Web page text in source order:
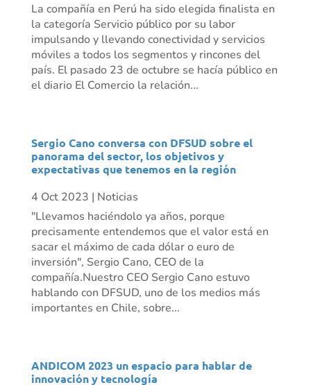
La compañía en Perú ha sido elegida finalista en
la categoría Servicio público por su labor
impulsando y llevando conectividad y servicios
móviles a todos los segmentos y rincones del
país. El pasado 23 de octubre se hacía público en
el diario El Comercio la relación...
Sergio Cano conversa con DFSUD sobre el
panorama del sector, los objetivos y
expectativas que tenemos en la región
4 Oct 2023 | Noticias
"Llevamos haciéndolo ya años, porque
precisamente entendemos que el valor está en
sacar el máximo de cada dólar o euro de
inversión", Sergio Cano, CEO de la
compañía.Nuestro CEO Sergio Cano estuvo
hablando con DFSUD, uno de los medios más
importantes en Chile, sobre...
ANDICOM 2023 un espacio para hablar de
innovación y tecnología